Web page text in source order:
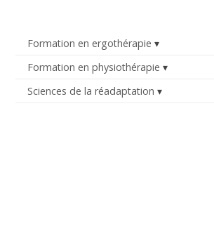
Formation en ergothérapie
Formation en physiothérapie
Sciences de la réadaptation